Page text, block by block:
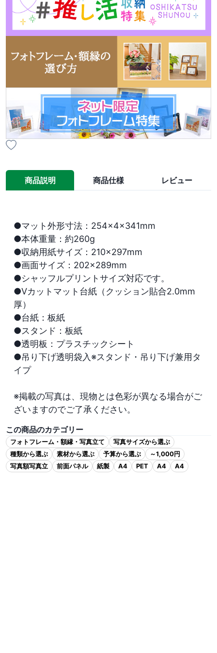
商品説明 商品仕様 レビュー
●マット外形寸法：254×4×341mm
●本体重量：約260g
●収納用紙サイズ：210×297mm
●画面サイズ：202×289mm
●シャッフルプリントサイズ対応です。
●Vカットマット台紙（クッション貼合2.0mm
厚）
●台紙：板紙
●スタンド：板紙
●透明板：プラスチックシート
●吊り下げ透明袋入※スタンド・吊り下げ兼用タ
イプ
※掲載の写真は、現物とは色彩が異なる場合がご
ざいますのでご了承ください。
この商品のカテゴリー
フォトフレーム・額縁・写真立て
写真サイズから選ぶ
種類から選ぶ
素材から選ぶ 予算から選ぶ
～1,000円
写真額写真立
前面パネル 紙製 A4 PET A4 A4